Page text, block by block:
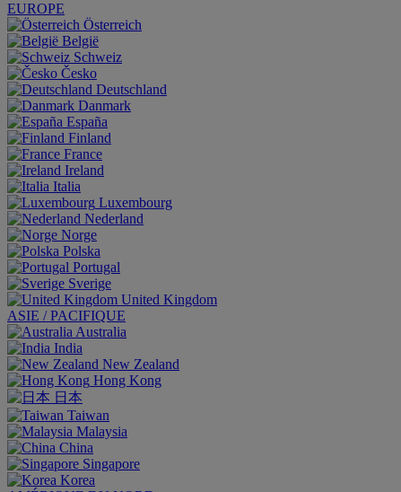
EUROPE
Österreich
België
Schweiz
Česko
Deutschland
Danmark
España
Finland
France
Ireland
Italia
Luxembourg
Nederland
Norge
Polska
Portugal
Sverige
United Kingdom
ASIE / PACIFIQUE
Australia
India
New Zealand
Hong Kong
日本
Taiwan
Malaysia
China
Singapore
Korea